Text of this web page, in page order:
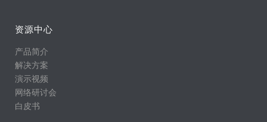
资源中心
产品简介
解决方案
演示视频
网络研讨会
白皮书